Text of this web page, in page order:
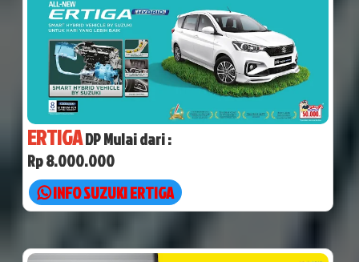
ERTIGADP Mulai dari :
Rp 8.000.000
INFO SUZUKI ERTIGA